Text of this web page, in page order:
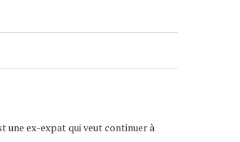
une ex-expat qui veut continuer à